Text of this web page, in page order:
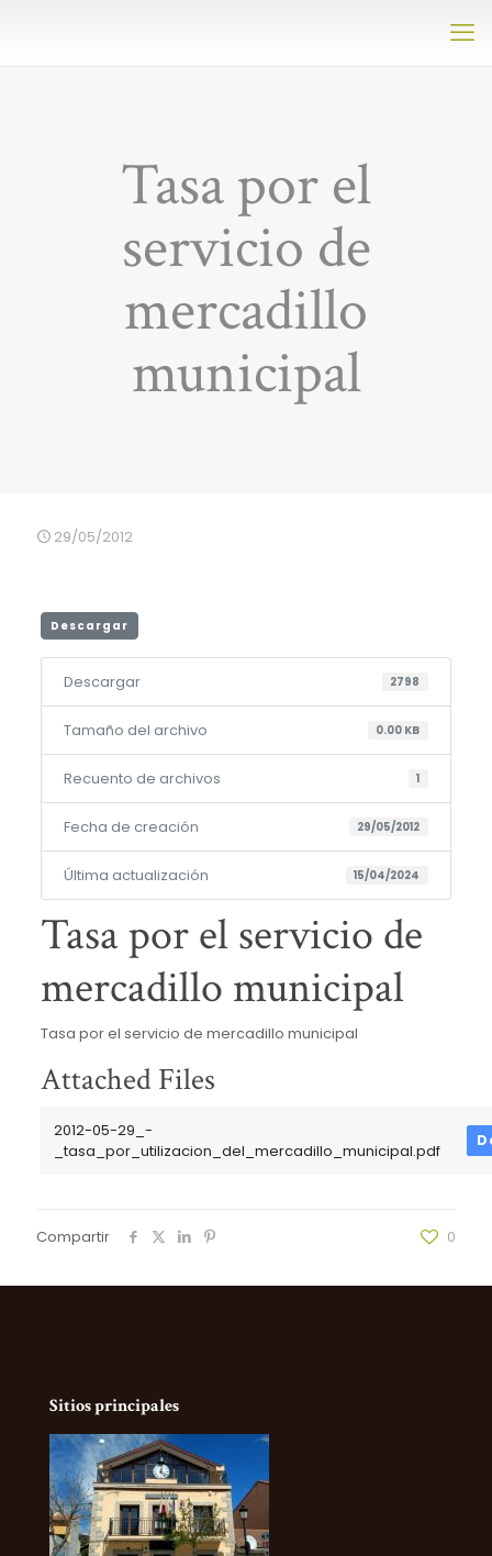
Tasa por el
servicio de
mercadillo
municipal
29/05/2012
Descargar
Descargar 2798
Tamaño del archivo 0.00 KB
Recuento de archivos 1
Fecha de creación 29/05/2012
Última actualización 15/04/2024
Tasa por el servicio de
mercadillo municipal
Tasa por el servicio de mercadillo municipal
Attached Files
2012-05-29_-
_tasa_por_utilizacion_del_mercadillo_municipal.pdf
Compartir 0
Sitios principales